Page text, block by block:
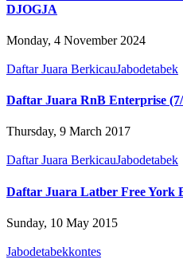
DJOGJA
Monday, 4 November 2024
Daftar Juara BerkicauJabodetabek
Daftar Juara RnB Enterprise (7/
Thursday, 9 March 2017
Daftar Juara BerkicauJabodetabek
Daftar Juara Latber Free York
Sunday, 10 May 2015
Jabodetabekkontes